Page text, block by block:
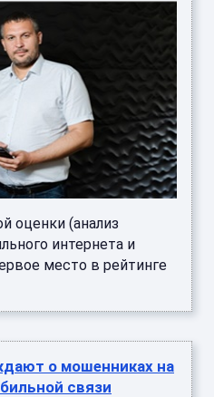
оценки (анализ
интернета и
место в рейтинге
о мошенниках на
связи